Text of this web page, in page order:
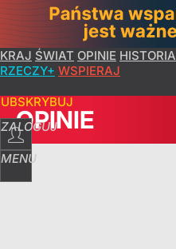
KRAJ ŚWIAT OPINIE HISTORIA
RZECZY+ WSPIERAJ
ZALOGUJ
MENU
OPINIE